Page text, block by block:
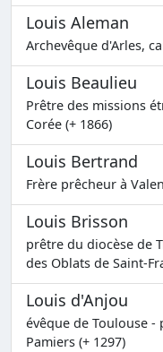
Louis Aleman
Archevêque d'Arles,
Louis Beaulieu
Prêtre des missions
Corée (+ 1866)
Louis Bertrand
Frère prêcheur à
Louis Brisson
prêtre du diocèse de
des Oblats de Saint-
Louis d'Anjou
évêque de Toulouse -
Pamiers (+ 1297)